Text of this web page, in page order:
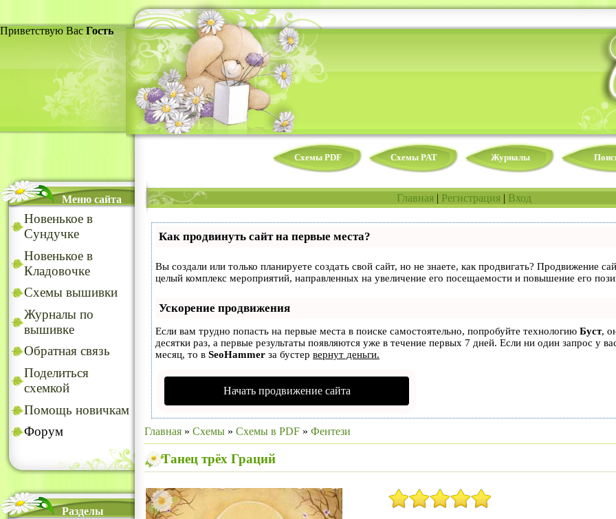
Приветствую Вас Гость
Схемы PDF Схемы PAT Журналы
Меню сайта
Новенькое в
Сундучке
Новенькое в
Кладовочке
Схемы вышивки
Журналы по
вышивке
Обратная связь
Поделиться
схемкой
Помощь новичкам
Форум
Разделы
Главная | Регистрация | Вход
Как продвинуть сайт на первые места?
Вы создали или только планируете создать свой сайт, но не знаете, как продвигать? Продвижение
целый комплекс мероприятий, направленных на увеличение его посещаемости и повышение его
Ускорение продвижения
Если вам трудно попасть на первые места в поиске самостоятельно, попробуйте технологию Буст,
десятки раз, а первые результаты появляются уже в течение первых 7 дней. Если ни один запрос у
месяц, то в SeoHammer за бустер вернут деньги.
Начать продвижение сайта
Главная » Схемы » Схемы в PDF » Фентези
Танец трёх Граций